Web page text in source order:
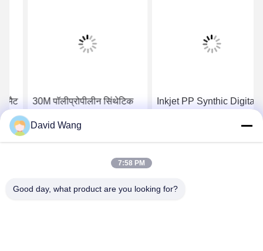
30M पॉलीप्रोपीलीन सिंथेटिक
पेपर, मैट फाड़ प्रतिरोधी पेपर
वाइड फॉर्मेट प्रिंटर के लिए
सर्वोत्तम मूल्य प्राप्त करें
Inkjet PP Synthic Digital
Paper Roll
David Wang
7:58 PM
Good day, what product are you looking for?